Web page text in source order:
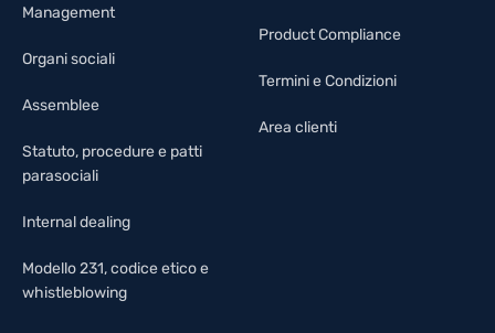
Management
Organi sociali
Assemblee
Statuto, procedure e patti
parasociali
Internal dealing
Modello 231, codice etico e
whistleblowing
Product Compliance
Termini e Condizioni
Area clienti